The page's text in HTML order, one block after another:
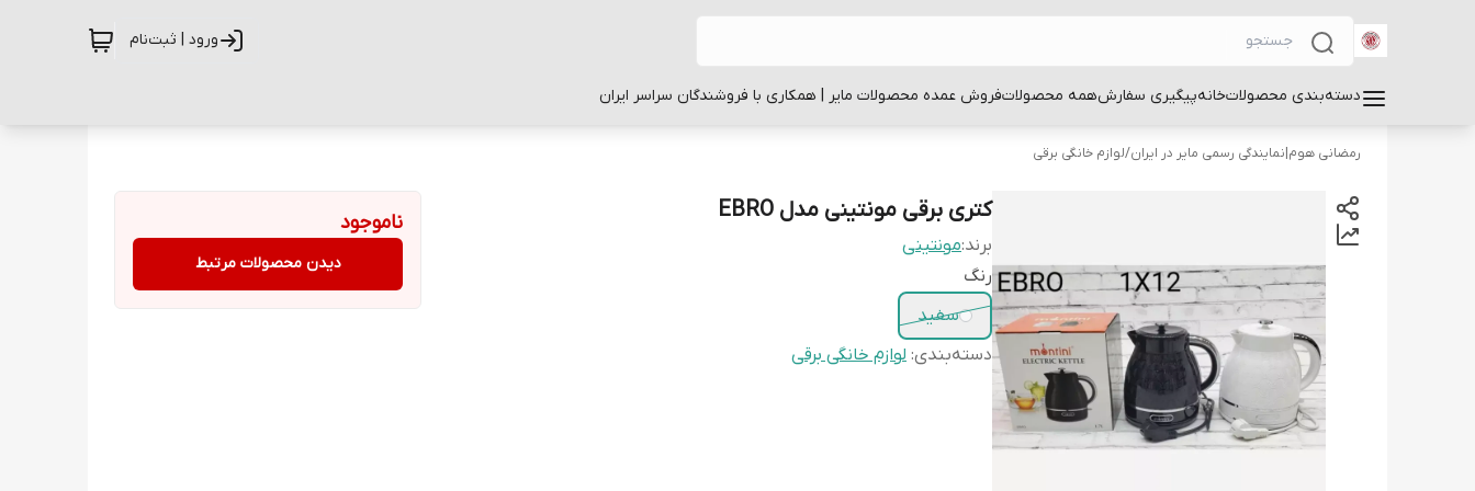
ورود | ثبت‌نام
دسته‌بندی محصولاتخانهپیگیری سفارشهمه محصولاتفروش عمده محصولات مایر | همکاری با فروشندگان سراسر ایران
رمضانی هوم|نمایندگی رسمی مایر در ایران/لوازم خانگی برقی
کتری برقی مونتینی مدل EBRO
برند:مونتینی
رنگ
سفید
دسته‌بندی: لوازم خانگی برقی
ناموجود
دیدن محصولات مرتبط